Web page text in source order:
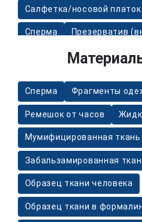
Салфетка/носовой платок
Сперма Презерватив
Электробритва
Питьевая трубочка,
приборы,
Кровь на марле Жидкая
Сперма Фрагменты
Ремешок от часов
Мумифицированная ткань
Забальзамированная
Образец ткани человека
Образец ткани в